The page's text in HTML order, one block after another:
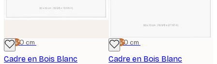
-15%*
50x50 cm
Cadre en Bois Blanc
-15%*
50x70 cm
Cadre en Bois Blanc